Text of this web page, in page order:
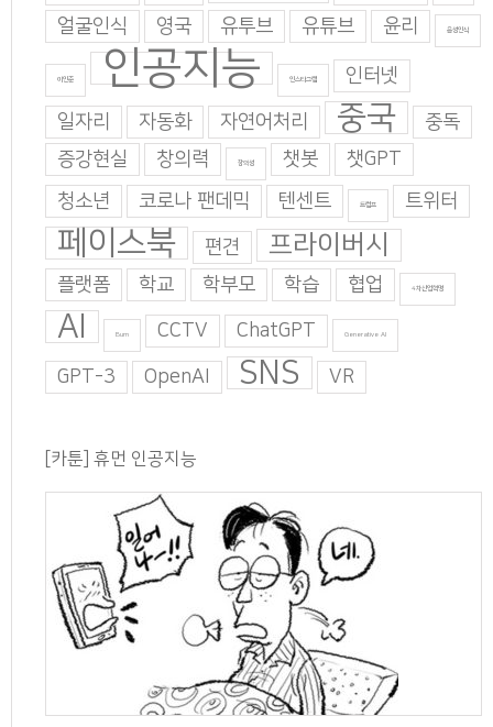
얼굴인식
영국 유투브 유튜브 윤리 음성인식
이인준 인공지능 인스타그램 인터넷
일자리 자동화 자연어처리 중국
중독
증강현실
창의력 창의성 챗봇
챗GPT
청소년
코로나 팬데믹 텐센트 트럼프 트위터
페이스북 편견 프라이버시
플랫폼 학교 학부모 학습 협업 4차산업혁명
AI Burn CCTV ChatGPT Generative AI
GPT-3 OpenAI SNS VR
[카툰] 휴먼 인공지능